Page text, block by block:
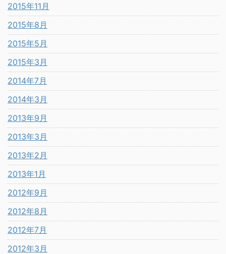
2015年11月
2015年8月
2015年5月
2015年3月
2014年7月
2014年3月
2013年9月
2013年3月
2013年2月
2013年1月
2012年9月
2012年8月
2012年7月
2012年3月